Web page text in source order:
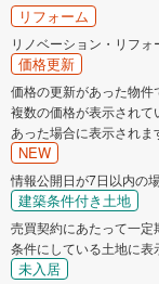
リフォーム
リノベーション・リフォ
価格更新
価格の更新があった物件
複数の価格が表示され
あった場合に表示されま
NEW
情報公開日が7日以内の
建築条件付き土地
売買契約にあたって一
条件にしている土地に表
未入居